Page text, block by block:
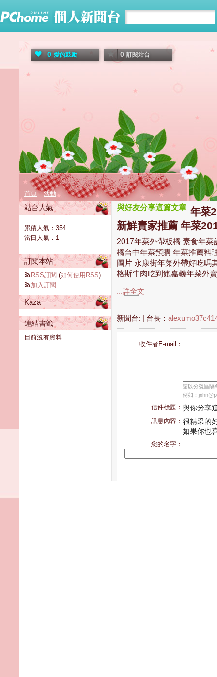
0 愛的鼓勵 0 訂閱站台
首頁 活動
與好友分享這篇文章 年菜
新鮮賣家推薦 年菜
2017年菜外帶板橋 素食年
橋台中年菜預購 年菜推薦料
圖片 永康街年菜外帶好吃嗎
格斯牛肉吃到飽嘉義年菜外
...詳全文
新聞台: | 台長：
收件者E-mail：
請以分號區隔
例如：
信件標題： 與你分享
訊息內容： 很精采的
如果你也
您的名字：
站台人氣
累積人氣： 354
當日人氣： 1
訂閱本站
RSS訂閱 (如何使用RSS)
加入訂閱
Kaza
連結書籤
目前沒有資料